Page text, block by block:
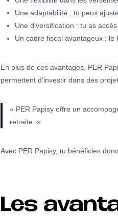
Une adaptabilité : tu peux
Une diversification : tu as
Un cadre fiscal avantageux :
En plus de ces avantages, PER
permettent d’investir dans des
« PER Papisy offre un
retraite. »
Avec PER Papisy, tu bénéficies
Les